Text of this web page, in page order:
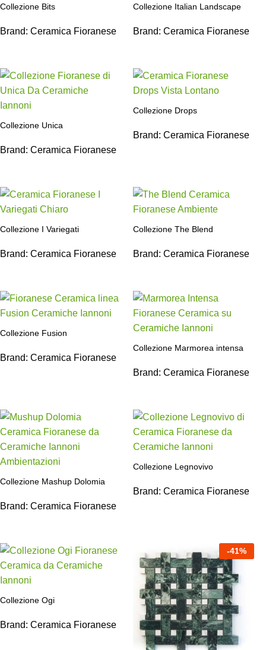
Collezione Bits
Brand: Ceramica Fioranese
Collezione Italian Landscape
Brand: Ceramica Fioranese
Collezione Unica
Brand: Ceramica Fioranese
Collezione Drops
Brand: Ceramica Fioranese
Collezione I Variegati
Brand: Ceramica Fioranese
Collezione The Blend
Brand: Ceramica Fioranese
Collezione Fusion
Brand: Ceramica Fioranese
Collezione Marmorea intensa
Brand: Ceramica Fioranese
Collezione Mashup Dolomia
Brand: Ceramica Fioranese
Collezione Legnovivo
Brand: Ceramica Fioranese
Collezione Ogi
Brand: Ceramica Fioranese
-41%